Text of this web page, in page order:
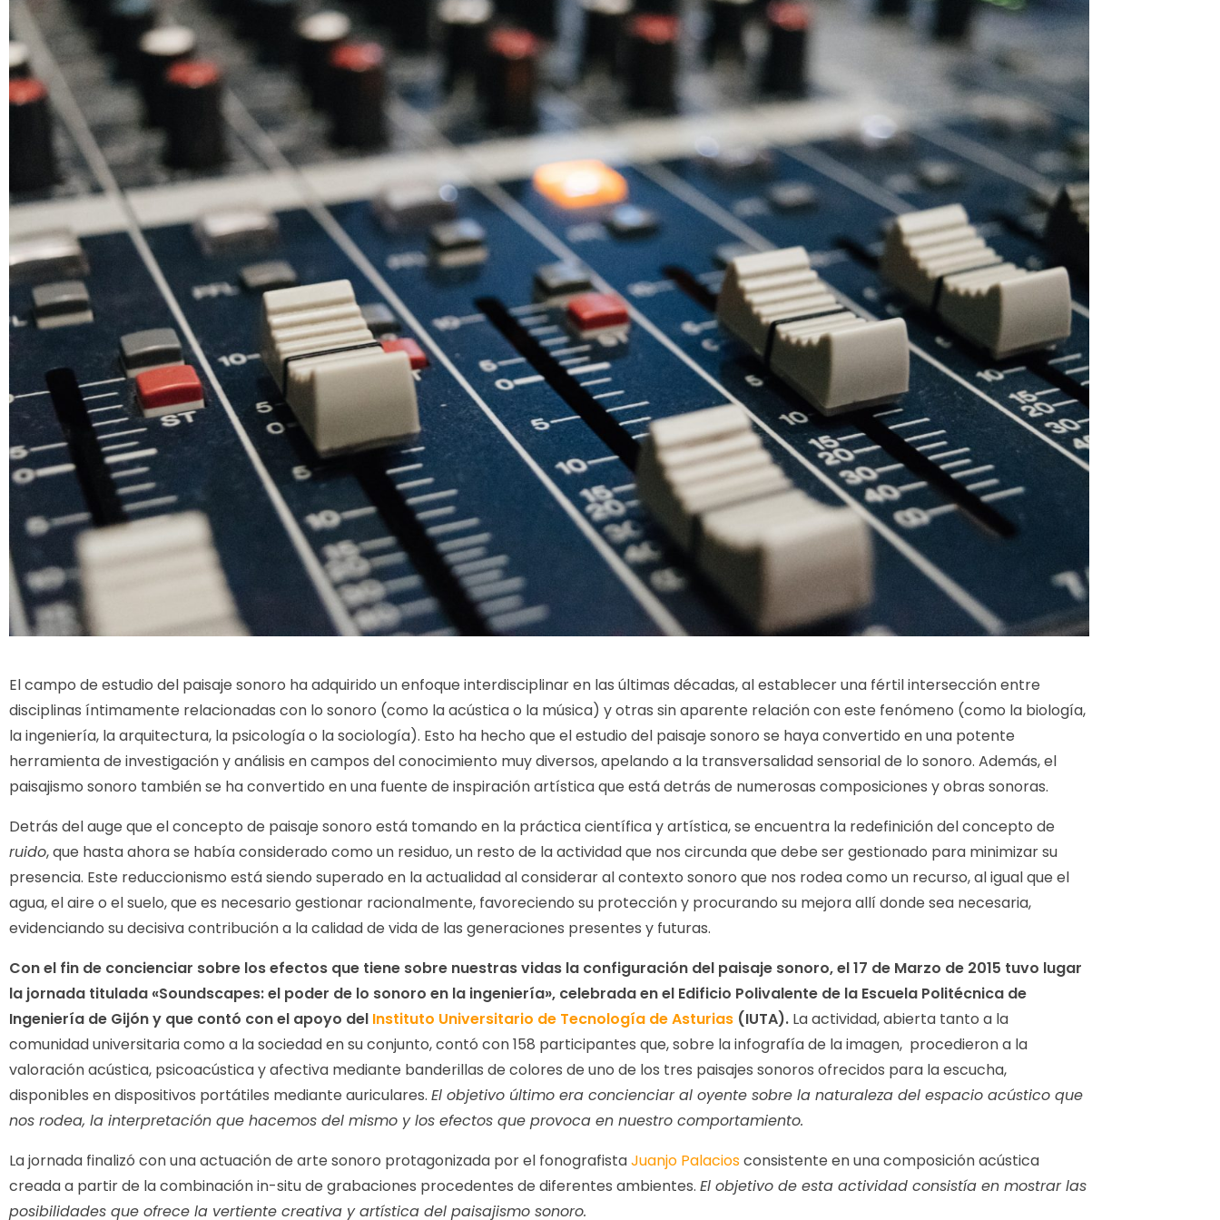
El campo de estudio del paisaje sonoro ha adquirido un enfoque interdisciplinar en las últimas décadas, al establecer una fértil intersección entre
disciplinas íntimamente relacionadas con lo sonoro (como la acústica o la música) y otras sin aparente relación con este fenómeno (como la biología,
la ingeniería, la arquitectura, la psicología o la sociología). Esto ha hecho que el estudio del paisaje sonoro se haya convertido en una potente
herramienta de investigación y análisis en campos del conocimiento muy diversos, apelando a la transversalidad sensorial de lo sonoro. Además, el
paisajismo sonoro también se ha convertido en una fuente de inspiración artística que está detrás de numerosas composiciones y obras sonoras.
Detrás del auge que el concepto de paisaje sonoro está tomando en la práctica científica y artística, se encuentra la redefinición del concepto de
ruido, que hasta ahora se había considerado como un residuo, un resto de la actividad que nos circunda que debe ser gestionado para minimizar su
presencia. Este reduccionismo está siendo superado en la actualidad al considerar al contexto sonoro que nos rodea como un recurso, al igual que el
agua, el aire o el suelo, que es necesario gestionar racionalmente, favoreciendo su protección y procurando su mejora allí donde sea necesaria,
evidenciando su decisiva contribución a la calidad de vida de las generaciones presentes y futuras.
Con el fin de concienciar sobre los efectos que tiene sobre nuestras vidas la configuración del paisaje sonoro, el 17 de Marzo de 2015 tuvo lugar
la jornada titulada «Soundscapes: el poder de lo sonoro en la ingeniería», celebrada en el Edificio Polivalente de la Escuela Politécnica de
Ingeniería de Gijón y que contó con el apoyo del Instituto Universitario de Tecnología de Asturias (IUTA). La actividad, abierta tanto a la
comunidad universitaria como a la sociedad en su conjunto, contó con 158 participantes que, sobre la infografía de la imagen, procedieron a la
valoración acústica, psicoacústica y afectiva mediante banderillas de colores de uno de los tres paisajes sonoros ofrecidos para la escucha,
disponibles en dispositivos portátiles mediante auriculares. El objetivo último era concienciar al oyente sobre la naturaleza del espacio acústico que
nos rodea, la interpretación que hacemos del mismo y los efectos que provoca en nuestro comportamiento.
La jornada finalizó con una actuación de arte sonoro protagonizada por el fonografistaJuanjo Palaciosconsistente en una composición acústica
creada a partir de la combinación in-situ de grabaciones procedentes de diferentes ambientes. El objetivo de esta actividad consistía en mostrar las
posibilidades que ofrece la vertiente creativa y artística del paisajismo sonoro.